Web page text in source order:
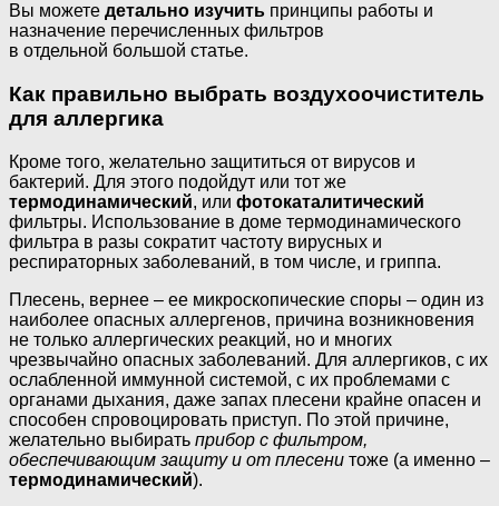
Вы можете детально изучить принципы работы и
назначение перечисленных фильтров
в отдельной большой статье.
Как правильно выбрать воздухоочиститель
для аллергика
Кроме того, желательно защититься от вирусов и
бактерий. Для этого подойдут или тот же
термодинамический, или фотокаталитический
фильтры. Использование в доме термодинамического
фильтра в разы сократит частоту вирусных и
респираторных заболеваний, в том числе, и гриппа.
Плесень, вернее – ее микроскопические споры – один из
наиболее опасных аллергенов, причина возникновения
не только аллергических реакций, но и многих
чрезвычайно опасных заболеваний. Для аллергиков, с их
ослабленной иммунной системой, с их проблемами с
органами дыхания, даже запах плесени крайне опасен и
способен спровоцировать приступ. По этой причине,
желательно выбирать прибор с фильтром,
обеспечивающим защиту и от плесени тоже (а именно –
термодинамический).